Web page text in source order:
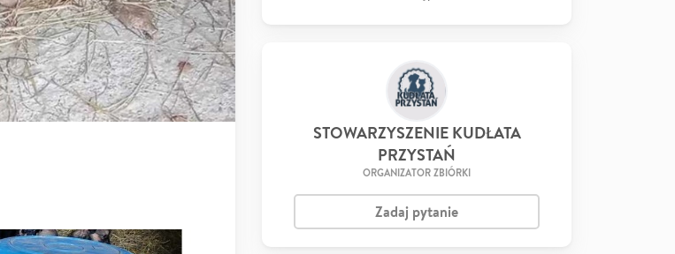
STOWARZYSZENIE KUDŁATA
PRZYSTAŃ
ORGANIZATOR ZBIÓRKI
Zadaj pytanie